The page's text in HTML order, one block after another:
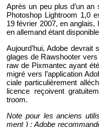
Après un peu plus d’un
Pho­to­shop Ligh­troom 1,0
19 fé­vrier 2007, en
en al­le­mand étant
Au­jour­d’hui, Adobe
glages de Raw­shoo­ter
raw de Pix­man­tec ayant
migré vers l’ap­pli­ca­tion
ciale par­ti­cu­liè­re­ment
li­cence re­çoivent
troom.
Note pour les an­ciens
ment ) : Adobe